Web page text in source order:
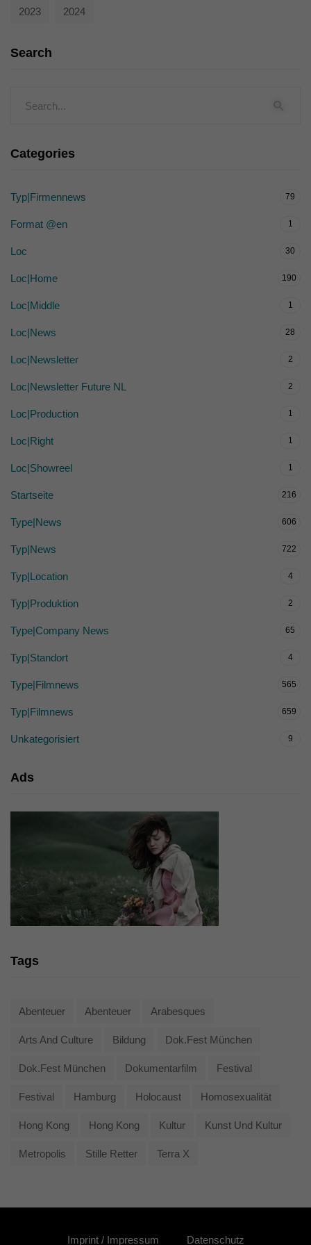
2023 2024
Search
Categories
Typ|Firmennews 79
Format @en 1
Loc 30
Loc|Home 190
Loc|Middle 1
Loc|News 28
Loc|Newsletter 2
Loc|Newsletter Future NL 2
Loc|Production 1
Loc|Right 1
Loc|Showreel 1
Startseite 216
Type|News 606
Typ|News 722
Typ|Location 4
Typ|Produktion 2
Type|Company News 65
Typ|Standort 4
Type|Filmnews 565
Typ|Filmnews 659
Unkategorisiert 9
Ads
Tags
Abenteuer Abenteuer Arabesques
Arts And Culture Bildung Dok.fest München
Dok.fest München Dokumentarfilm Festival
Festival Hamburg Holocaust Homosexualität
Hong Kong Hong Kong Kultur Kunst Und Kultur
Metropolis Stille Retter Terra X
Imprint / Impressum Datenschutz